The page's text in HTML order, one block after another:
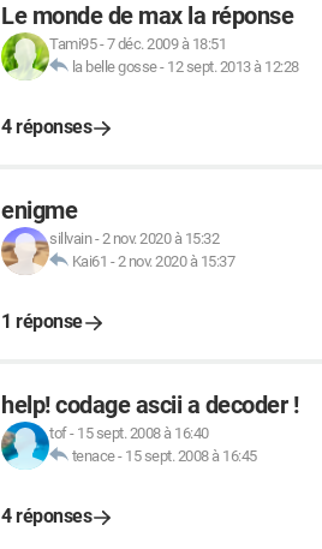
Le monde de max la réponse
Tami95-7 déc. 2009 à 18:51
la belle gosse- 12 sept. 2013 à 12:28
4 réponses
enigme
sillvain-2 nov. 2020 à 15:32
Kai61 -2 nov. 2020 à 15:37
1 réponse
help! codage ascii a decoder !
tof- 15 sept. 2008 à 16:40
tenace- 15 sept. 2008 à 16:45
4 réponses